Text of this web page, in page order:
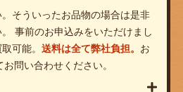
そういったお品物の場合は是非
事前のお申込みをいただけまし
可能。 送料は全て弊社負担。 お
問い合わせください。